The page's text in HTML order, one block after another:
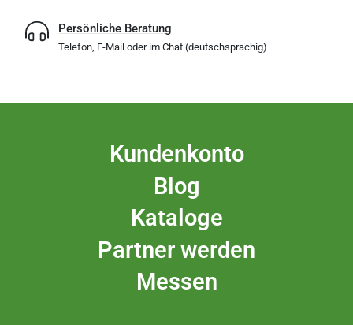
Persönliche Beratung
Telefon, E-Mail oder im Chat (deutschsprachig)
Kundenkonto
Blog
Kataloge
Partner werden
Messen